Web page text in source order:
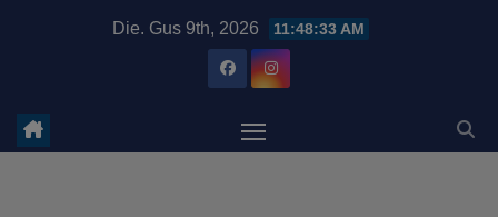
Die. Gus 9th, 2026 11:48:34 AM